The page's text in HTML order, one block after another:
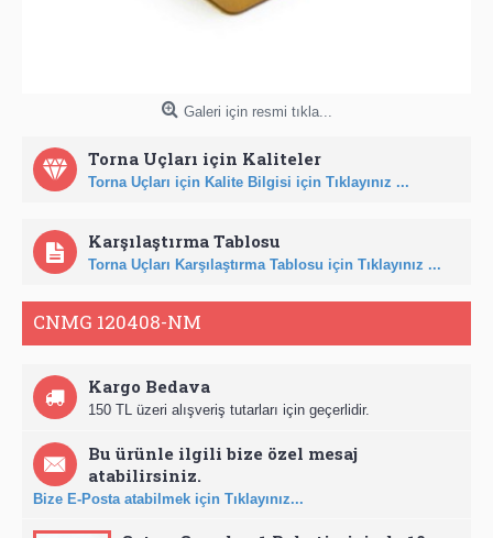
Galeri için resmi tıkla...
Torna Uçları için Kaliteler
Torna Uçları için Kalite Bilgisi için Tıklayınız ...
Karşılaştırma Tablosu
Torna Uçları Karşılaştırma Tablosu için Tıklayınız ...
CNMG 120408-NM
Kargo Bedava
150 TL üzeri alışveriş tutarları için geçerlidir.
Bu ürünle ilgili bize özel mesaj
atabilirsiniz.
Bize E-Posta atabilmek için Tıklayınız...